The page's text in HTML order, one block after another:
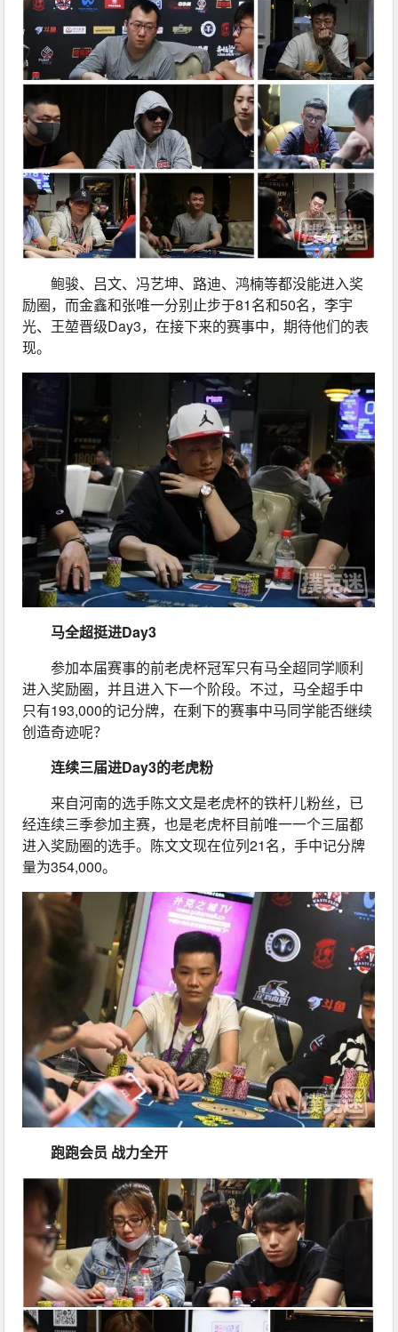
鲍骏、吕文、冯艺坤、路迪、鸿楠等都没能进入奖
励圈，而金鑫和张唯一分别止步于81名和50名，李宇
光、王堃晋级Day3，在接下来的赛事中，期待他们的表
现。
马全超挺进Day3
参加本届赛事的前老虎杯冠军只有马全超同学顺利
进入奖励圈，并且进入下一个阶段。不过，马全超手中
只有193,000的记分牌，在剩下的赛事中马同学能否继续
创造奇迹呢？
连续三届进Day3的老虎粉
来自河南的选手陈文文是老虎杯的铁杆儿粉丝，已
经连续三季参加主赛，也是老虎杯目前唯一一个三届都
进入奖励圈的选手。陈文文现在位列21名，手中记分牌
量为354,000。
跑跑会员 战力全开